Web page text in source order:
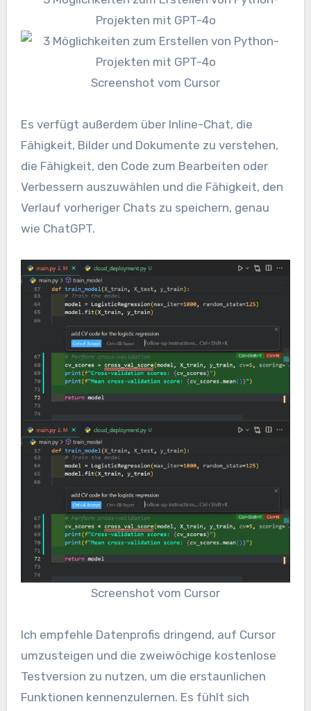
Screenshot vom Cursor
Es verfügt außerdem über Inline-Chat, die
Fähigkeit, Bilder und Dokumente zu verstehen,
die Fähigkeit, den Code zum Bearbeiten oder
Verbessern auszuwählen und die Fähigkeit, den
Verlauf vorheriger Chats zu speichern, genau
wie ChatGPT.
Screenshot vom Cursor
Ich empfehle Datenprofis dringend, auf Cursor
umzusteigen und die zweiwöchige kostenlose
Testversion zu nutzen, um die erstaunlichen
Funktionen kennenzulernen. Es fühlt sich